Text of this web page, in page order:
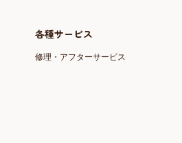
各種サービス
修理・アフターサービス